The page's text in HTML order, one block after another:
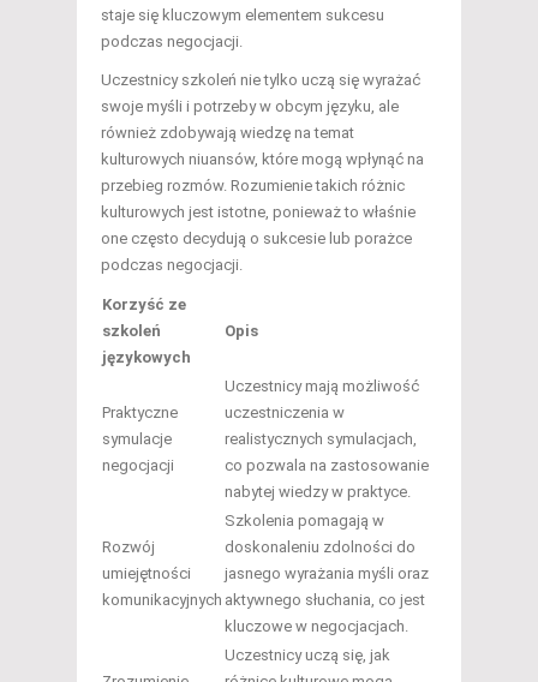
staje się kluczowym elementem sukcesu
podczas negocjacji.
Uczestnicy szkoleń nie tylko uczą się wyrażać
swoje myśli i potrzeby w obcym języku, ale
również zdobywają wiedzę na temat
kulturowych niuansów, które mogą wpłynąć na
przebieg rozmów. Rozumienie takich różnic
kulturowych jest istotne, ponieważ to właśnie
one często decydują o sukcesie lub porażce
podczas negocjacji.
Korzyść ze
szkoleń
językowych
Opis
Praktyczne
symulacje
negocjacji
Uczestnicy mają możliwość
uczestniczenia w
realistycznych symulacjach,
co pozwala na zastosowanie
nabytej wiedzy w praktyce.
Rozwój
umiejętności
komunikacyjnych
Szkolenia pomagają w
doskonaleniu zdolności do
jasnego wyrażania myśli oraz
aktywnego słuchania, co jest
kluczowe w negocjacjach.
Uczestnicy uczą się, jak